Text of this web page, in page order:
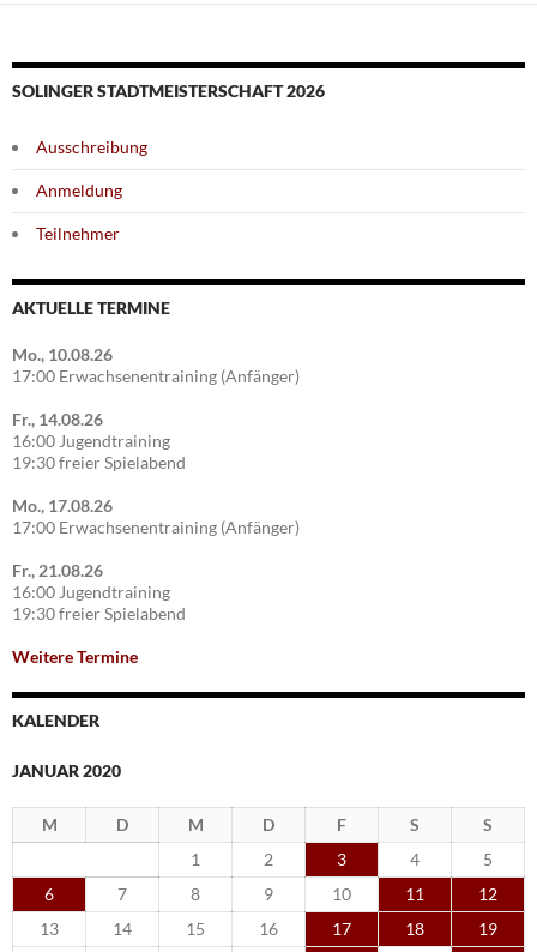
SOLINGER STADTMEISTERSCHAFT 2026
Ausschreibung
Anmeldung
Teilnehmer
AKTUELLE TERMINE
Mo., 10.08.26
17:00 Erwachsenentraining (Anfänger)
Fr., 14.08.26
16:00 Jugendtraining
19:30 freier Spielabend
Mo., 17.08.26
17:00 Erwachsenentraining (Anfänger)
Fr., 21.08.26
16:00 Jugendtraining
19:30 freier Spielabend
Weitere Termine
KALENDER
JANUAR 2020
M D M D F S
S
1
2 3 4
5
6
7 8 9 10 11
12
13
14 15 16 17 18
19